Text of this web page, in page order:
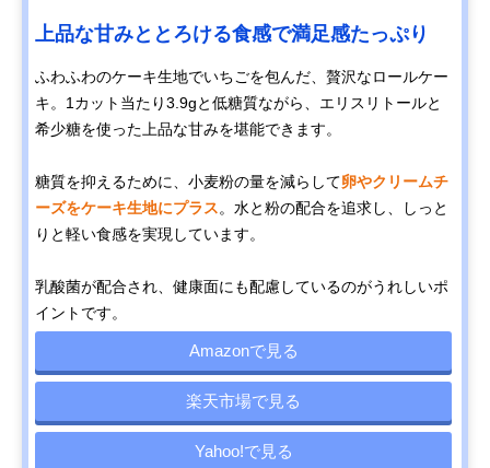
上品な甘みととろける食感で満足感たっぷり
ふわふわのケーキ生地でいちごを包んだ、贅沢なロールケー
キ。1カット当たり3.9gと低糖質ながら、エリスリトールと
希少糖を使った上品な甘みを堪能できます。
糖質を抑えるために、小麦粉の量を減らして卵やクリームチ
ーズをケーキ生地にプラス。水と粉の配合を追求し、しっと
りと軽い食感を実現しています。
乳酸菌が配合され、健康面にも配慮しているのがうれしいポ
イントです。
Amazonで見る
楽天市場で見る
Yahoo!で見る